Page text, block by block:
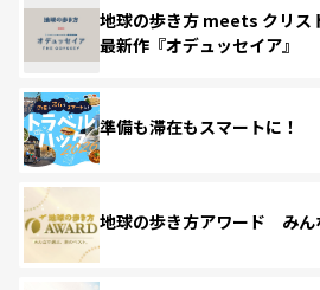
地球の歩き方 meets クリス
最新作『オデュッセイア』
準備も滞在もスマートに！
地球の歩き方アワード みん